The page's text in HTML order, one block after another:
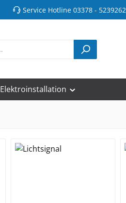
Service Hotline 03378 - 5239262
Elektroinstallation